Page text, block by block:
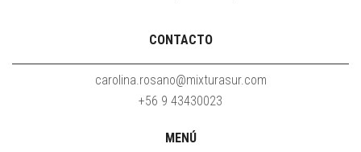
CONTACTO
carolina.rosano@mixturasur.com
+56 9 43430023
MENÚ